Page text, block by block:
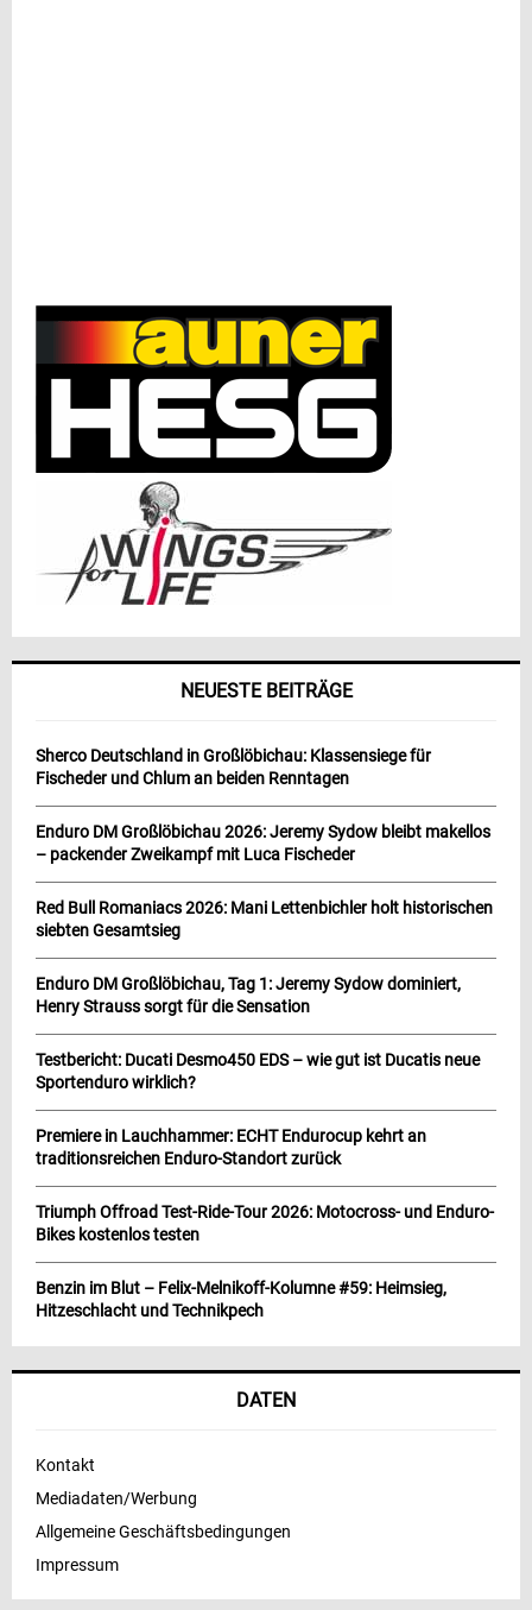
NEUESTE BEITRÄGE
Sherco Deutschland in Großlöbichau: Klassensiege für
Fischeder und Chlum an beiden Renntagen
Enduro DM Großlöbichau 2026: Jeremy Sydow bleibt makellos
– packender Zweikampf mit Luca Fischeder
Red Bull Romaniacs 2026: Mani Lettenbichler holt historischen
siebten Gesamtsieg
Enduro DM Großlöbichau, Tag 1: Jeremy Sydow dominiert,
Henry Strauss sorgt für die Sensation
Testbericht: Ducati Desmo450 EDS – wie gut ist Ducatis neue
Sportenduro wirklich?
Premiere in Lauchhammer: ECHT Endurocup kehrt an
traditionsreichen Enduro-Standort zurück
Triumph Offroad Test-Ride-Tour 2026: Motocross- und Enduro-
Bikes kostenlos testen
Benzin im Blut – Felix-Melnikoff-Kolumne #59: Heimsieg,
Hitzeschlacht und Technikpech
DATEN
Kontakt
Mediadaten/Werbung
Allgemeine Geschäftsbedingungen
Impressum